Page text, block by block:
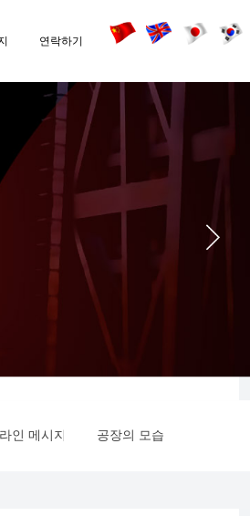
연락하기
인 메시지 공장의 모습